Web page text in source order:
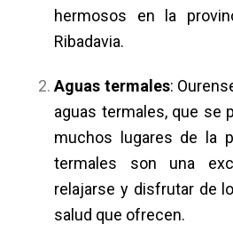
hermosos en la
Ribadavia.
Aguas termales:
aguas termales, que se
muchos lugares de la
termales son una
relajarse y disfrutar de
salud que ofrecen.